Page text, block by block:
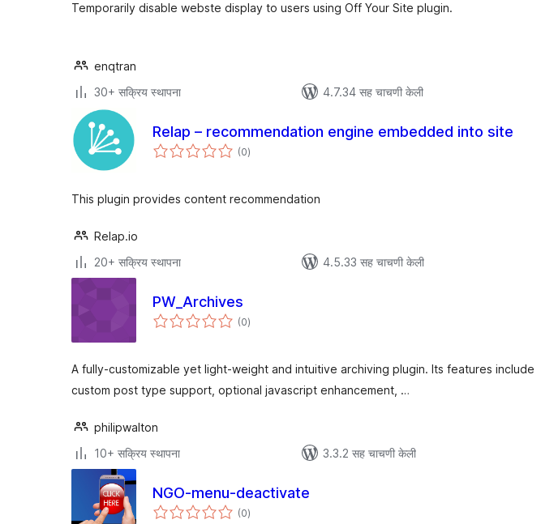
Temporarily disable webste display to users using Off Your Site plugin.
enqtran
30+ सक्रिय स्थापना
4.7.34 सह चाचणी केली
Relap – recommendation engine embedded into site
(0एकूण
मूल्यांकन
)
This plugin provides content recommendation
Relap.io
20+ सक्रिय स्थापना
4.5.33 सह चाचणी केली
PW_Archives
(0एकूण
मूल्यांकन
)
A fully-customizable yet light-weight and intuitive archiving plugin. Its features include
custom post type support, optional javascript enhancement, …
philipwalton
10+ सक्रिय स्थापना
3.3.2 सह चाचणी केली
NGO-menu-deactivate
(0एकूण
मूल्यांकन
)